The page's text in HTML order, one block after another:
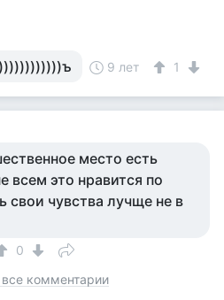
9 лет 1
место есть
всем это нравится по
свои чувства лучще не в
0
все комментарии